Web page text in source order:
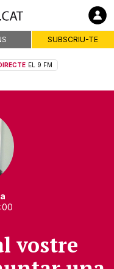
SUBSCRIU-TE
EL 9 FM
vostre